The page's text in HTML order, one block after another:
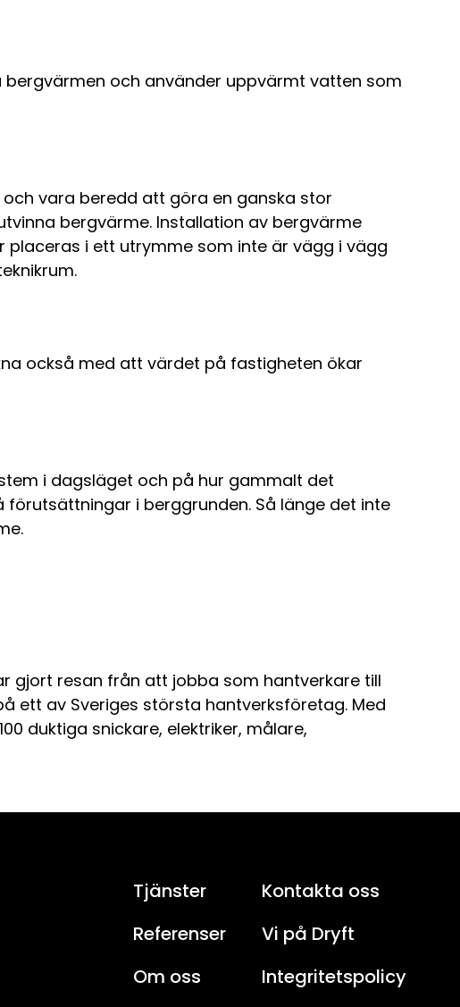
och använder uppvärmt vatten som
vara beredd att göra en ganska stor
bergvärme. Installation av bergvärme
placeras i ett utrymme som inte är vägg i vägg
också med att värdet på fastigheten ökar
i dagsläget och på hur gammalt det
i berggrunden. Så länge det inte
gjort resan från att jobba som hantverkare till
ett av Sveriges största hantverksföretag. Med
duktiga snickare, elektriker, målare,
Tjänster
Referenser
Om oss
Kontakta oss
Vi på Dryft
Integritetspolicy